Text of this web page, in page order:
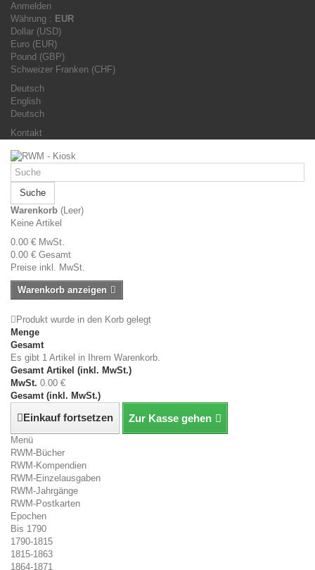
Anmelden
Währung : EUR
Dollar (USD)
Euro (EUR)
Pound (GBP)
Schweizer Franken (CHF)
Deutsch
English
Deutsch
Kontakt
Suche
Warenkorb (Leer)
Keine Artikel
0.00 € MwSt.
0.00 € Gesamt
Preise inkl. MwSt.
Warenkorb anzeigen
Produkt wurde in den Korb gelegt
Menge
Gesamt
Es gibt 1 Artikel in Ihrem Warenkorb.
Gesamt Artikel (inkl. MwSt.)
MwSt. 0.00 €
Gesamt (inkl. MwSt.)
Einkauf fortsetzen Zur Kasse gehen
Menü
RWM-Bücher
RWM-Kompendien
RWM-Einzelausgaben
RWM-Jahrgänge
RWM-Postkarten
Epochen
Bis 1790
1790-1815
1815-1863
1864-1871